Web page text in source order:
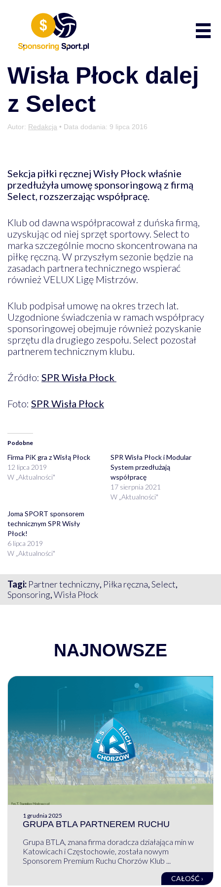
Wisła Płock dalej
z Select
Autor: Redakcja • Data dodania: 9 lipca 2016
Sekcja piłki ręcznej Wisły Płock właśnie
przedłużyła umowę sponsoringową z firmą
Select, rozszerzając współpracę.
Klub od dawna współpracował z duńska firmą,
uzyskując od niej sprzęt sportowy. Select to
marka szczególnie mocno skoncentrowana na
piłkę ręczną. W przyszłym sezonie będzie na
zasadach partnera technicznego wspierać
również VELUX Ligę Mistrzów.
Klub podpisał umowę na okres trzech lat.
Uzgodnione świadczenia w ramach współpracy
sponsoringowej obejmuje również pozyskanie
sprzętu dla drugiego zespołu. Select pozostał
partnerem technicznym klubu.
Źródło: SPR Wisła Płock
Foto: SPR Wisła Płock
Podobne
Firma PiK gra z Wisłą Płock
12 lipca 2019
W „Aktualności"
SPR Wisła Płock i Modular
System przedłużają
współpracę
17 sierpnia 2021
W „Aktualności"
Joma SPORT sponsorem
technicznym SPR Wisły
Płock!
6 lipca 2019
W „Aktualności"
Tagi: Partner techniczny, Piłka ręczna,Select,
Sponsoring,Wisła Płock
NAJNOWSZE
1 grudnia 2025
GRUPA BTLA PARTNEREM RUCHU
Grupa BTLA, znana firma doradcza działająca min w
Katowicach i Częstochowie, została nowym
Sponsorem Premium Ruchu Chorzów Klub ...
CAŁOŚĆ ›